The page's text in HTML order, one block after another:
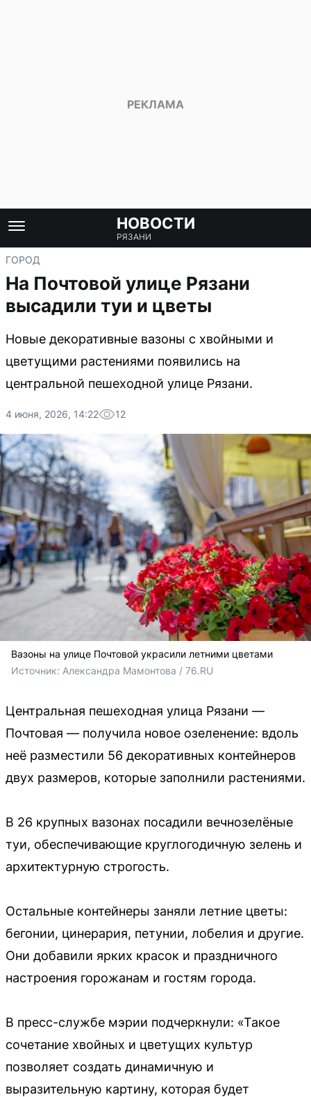
НОВОСТИ
РЯЗАНИ
ГОРОД
На Почтовой улице Рязани
высадили туи и цветы
Новые декоративные вазоны с хвойными и
цветущими растениями появились на
центральной пешеходной улице Рязани.
4 июня, 2026, 14:22 12
Вазоны на улице Почтовой украсили летними цветами
Источник: Александра Мамонтова / 76.RU
Центральная пешеходная улица Рязани —
Почтовая — получила новое озеленение: вдоль
неё разместили 56 декоративных контейнеров
двух размеров, которые заполнили растениями.
В 26 крупных вазонах посадили вечнозелёные
туи, обеспечивающие круглогодичную зелень и
архитектурную строгость.
Остальные контейнеры заняли летние цветы:
бегонии, цинерария, петунии, лобелия и другие.
Они добавили ярких красок и праздничного
настроения горожанам и гостям города.
В пресс-службе мэрии подчеркнули: «Такое
сочетание хвойных и цветущих культур
позволяет создать динамичную и
выразительную картину, которая будет